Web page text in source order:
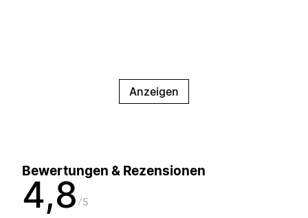
Anzeigen
Bewertungen & Rezensionen
4,8 5